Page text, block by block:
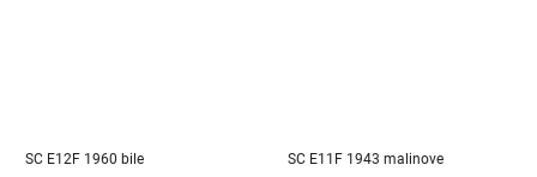
SC E12F 1960 bile SC E11F 1943 malinove